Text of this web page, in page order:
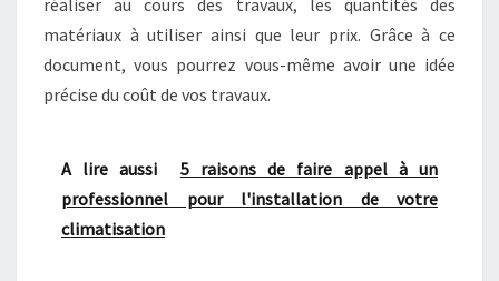
matériaux à utiliser ainsi que leur prix. Grâce à ce
document, vous pourrez vous-même avoir une idée
précise du coût de vos travaux.
A lire aussi
5 raisons de faire appel à un
professionnel pour l'installation de votre
climatisation